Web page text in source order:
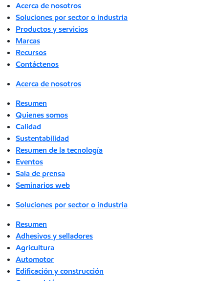
Acerca de nosotros
Soluciones por sector o industria
Productos y servicios
Marcas
Recursos
Contáctenos
Acerca de nosotros
Resumen
Quienes somos
Calidad
Sustentabilidad
Resumen de la tecnología
Eventos
Sala de prensa
Seminarios web
Soluciones por sector o industria
Resumen
Adhesivos y selladores
Agricultura
Automotor
Edificación y construcción